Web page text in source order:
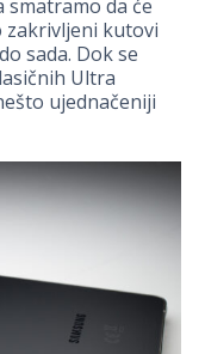
smatramo da će
zakrivljeni kutovi
sada. Dok se
Ultra
ujednačeniji